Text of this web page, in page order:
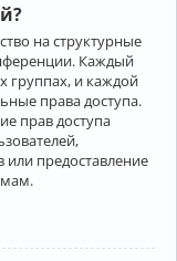
на структурные
Каждый
группах, и каждой
права доступа.
прав доступа
предоставление